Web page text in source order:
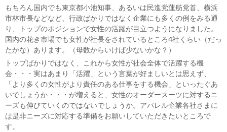
もちろん国内でも東京都小池知事、あるいは民進党蓮舫党首、横浜
市林市長などなど、行政ばかりではなく企業にも多くの例をみる通
り、トップのポジションで女性の活躍が目立つようになりました。
国内の花き市場でも女性が社長をされているところ4社くらい（だっ
たかな）あります。（母数からいけば少ないかな？）
トップばかりではなく、これから女性が社会全体で活躍する機
会・・・実はあまり「活躍」という言葉が好ましいとは思えず、
「より多くの女性がより責任のある仕事をする機会」といったぐあ
いでしょうか・・・が増えると、女性のオーダースーツに対するニ
ーズも伸びていくのではないでしょうか。アパレル企業各社さまに
は是非ニーズに対応する準備をお願いしていただきたいところで
す。